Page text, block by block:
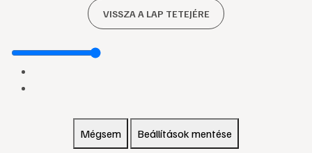
VISSZA A LAP TETEJÉRE
Mégsem Beállítások mentése